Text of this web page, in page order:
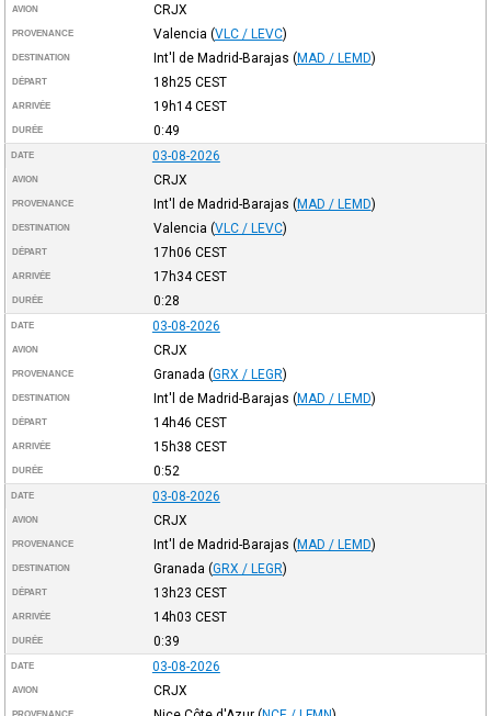
AVION CRJX
PROVENANCE Valencia (VLC / LEVC)
DESTINATION Int'l de Madrid-Barajas (MAD / LEMD)
DÉPART 18h25 CEST
ARRIVÉE 19h14CEST
DURÉE 0:49
DATE 03-08-2026
AVION CRJX
PROVENANCE Int'l de Madrid-Barajas (MAD / LEMD)
DESTINATION Valencia (VLC / LEVC)
DÉPART 17h06 CEST
ARRIVÉE 17h34CEST
DURÉE 0:28
DATE 03-08-2026
AVION CRJX
PROVENANCE Granada (GRX / LEGR)
DESTINATION Int'l de Madrid-Barajas (MAD / LEMD)
DÉPART 14h46 CEST
ARRIVÉE 15h38 CEST
DURÉE 0:52
DATE 03-08-2026
AVION CRJX
PROVENANCE Int'l de Madrid-Barajas (MAD / LEMD)
DESTINATION Granada (GRX / LEGR)
DÉPART 13h23 CEST
ARRIVÉE 14h03 CEST
DURÉE 0:39
DATE 03-08-2026
AVION CRJX